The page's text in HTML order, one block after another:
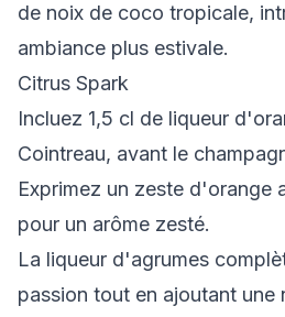
de noix de coco tropicale,
ambiance plus estivale.
Citrus Spark
Incluez 1,5 cl de liqueur
Cointreau, avant le
Exprimez un zeste d'orange
pour un arôme zesté.
La liqueur d'agrumes
passion tout en ajoutant une